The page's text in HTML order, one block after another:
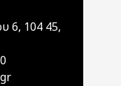
6, 104 45,